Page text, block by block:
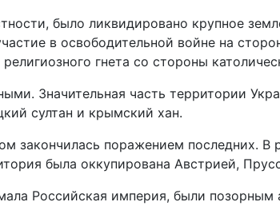
было ликвидировано крупное
в освободительной войне на
гнета со стороны
Значительная часть территории
султан и крымский хан.
поражением последних. В
была оккупирована Австрией,
Российская империя, были позорным